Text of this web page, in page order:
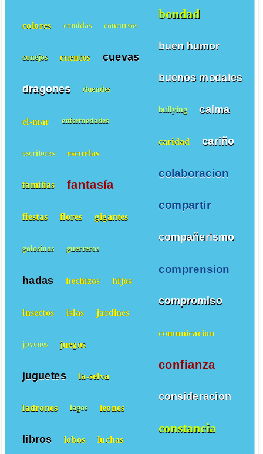
bondad
buen humor
buenos modales
bullying calma
caridad cariño
colaboracion
compartir
compañerismo
comprension
compromiso
comunicacion
confianza
consideracion
constancia
colores comidas concursos
conejos cuentos cuevas
dragones duendes
el-mar enfermedades
escritores escuelas
familias fantasía
fiestas flores gigantes
golosinas guerreros
hadas hechizos hijos
insectos islas jardines
jovenes juegos
juguetes la-selva
ladrones lagos leones
libros lobos luchas